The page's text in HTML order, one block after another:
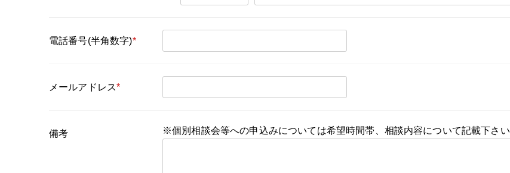
電話番号(半角数字)*
メールアドレス*
備考 ※個別相談会等への申込みについては希望時間帯、相談内容について記載下さい